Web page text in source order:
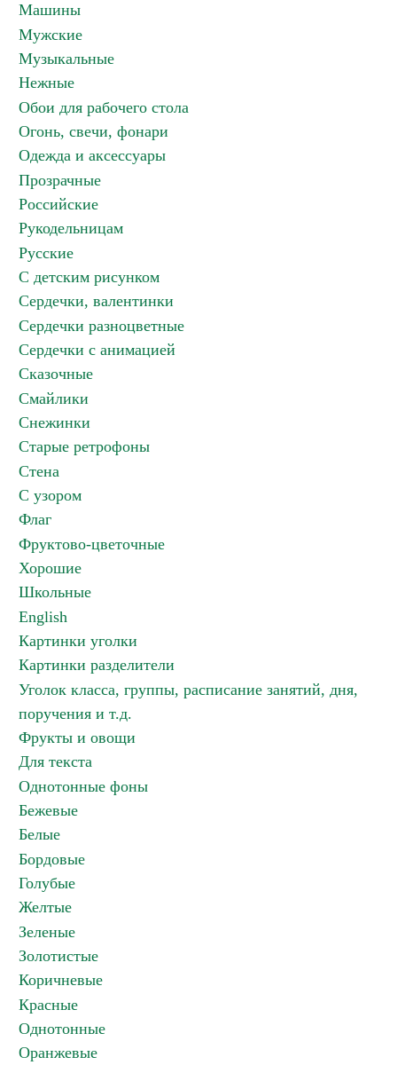
Машины
Мужские
Музыкальные
Нежные
Обои для рабочего стола
Огонь, свечи, фонари
Одежда и аксессуары
Прозрачные
Российские
Рукодельницам
Русские
С детским рисунком
Сердечки, валентинки
Сердечки разноцветные
Сердечки с анимацией
Сказочные
Смайлики
Снежинки
Старые ретрофоны
Стена
С узором
Флаг
Фруктово-цветочные
Хорошие
Школьные
English
Картинки уголки
Картинки разделители
Уголок класса, группы, расписание занятий, дня,
поручения и т.д.
Фрукты и овощи
Для текста
Однотонные фоны
Бежевые
Белые
Бордовые
Голубые
Желтые
Зеленые
Золотистые
Коричневые
Красные
Однотонные
Оранжевые